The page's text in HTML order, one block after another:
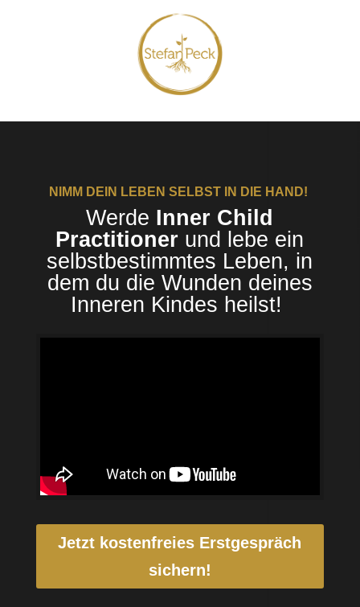
NIMM DEIN LEBEN SELBST IN DIE HAND!
Werde Inner Child
Practitioner und lebe ein
selbstbestimmtes Leben, in
dem du die Wunden deines
Inneren Kindes heilst!
Jetzt kostenfreies Erstgespräch
sichern!